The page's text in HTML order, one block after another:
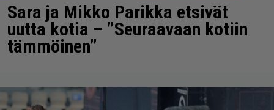
Sara ja Mikko Parikka etsivät
uutta kotia – ”Seuraavaan kotiin
tämmöinen”